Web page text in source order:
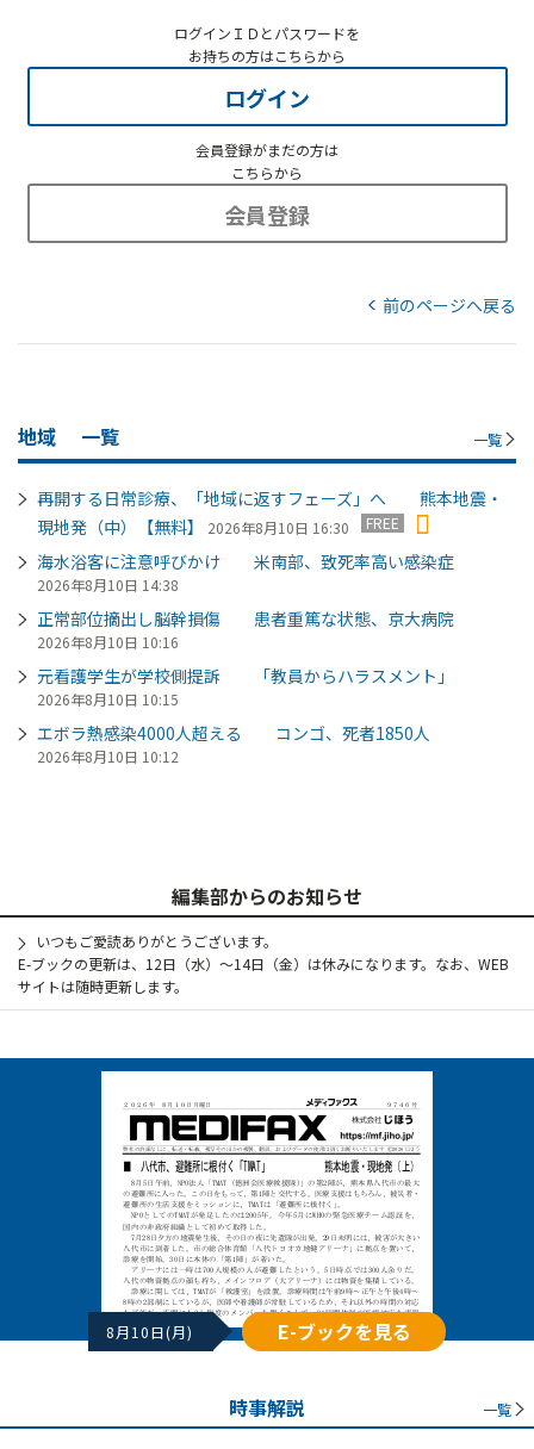
ログインＩＤとパスワードを
お持ちの方はこちらから
ログイン
会員登録がまだの方は
こちらから
会員登録
前のページへ戻る
地域 一覧 一覧
再開する日常診療、「地域に返すフェーズ」へ 熊本地震・
現地発（中）【無料】
2026年8月10日 16:30 FREE
海水浴客に注意呼びかけ 米南部、致死率高い感染症
2026年8月10日 14:38
正常部位摘出し脳幹損傷 患者重篤な状態、京大病院
2026年8月10日 10:16
元看護学生が学校側提訴 「教員からハラスメント」
2026年8月10日 10:15
エボラ熱感染4000人超える コンゴ、死者1850人
2026年8月10日 10:12
編集部からのお知らせ
いつもご愛読ありがとうございます。
E-ブックの更新は、12日（水）～14日（金）は休みになります。なお、WEB
サイトは随時更新します。
8月10日(月) E-ブックを見る
時事解説 一覧